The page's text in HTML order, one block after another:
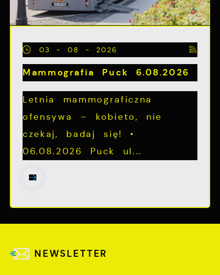
03 - 08 - 2026
Mammografia Puck 6.08.2026
Letnia mammograficzna
ofensywa – kobieto, nie
czekaj, badaj się! •
06.08.2026 Puck ul...
NEWSLETTER